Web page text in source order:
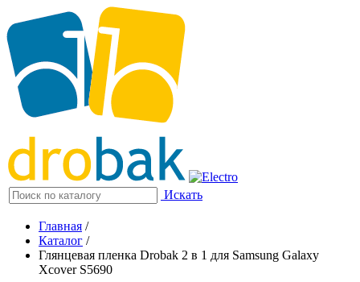
Искать
Главная /
Каталог /
Глянцевая пленка Drobak 2 в 1 для Samsung Galaxy
Xcover S5690